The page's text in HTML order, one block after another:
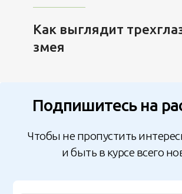
Как выглядит
змея
Подпишитесь на
Чтобы не пропустить
и быть в курсе всего